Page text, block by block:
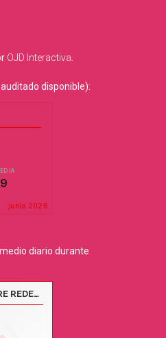
OJD Interactiva
disponible):
diario durante